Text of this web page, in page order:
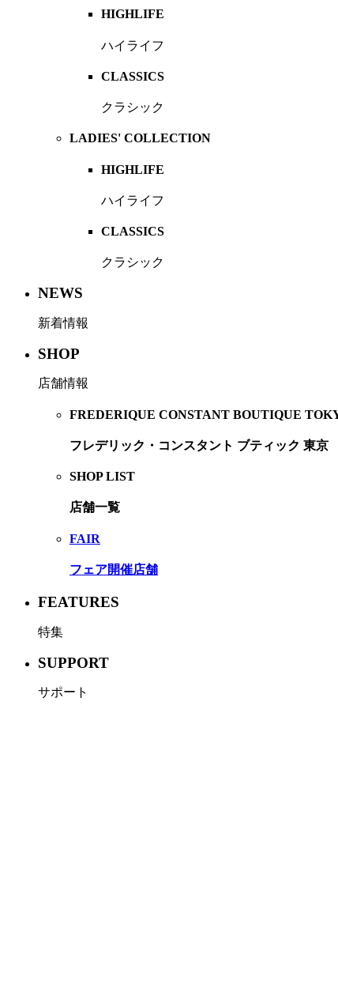
HIGHLIFE
ハイライフ
CLASSICS
クラシック
LADIES' COLLECTION
HIGHLIFE
ハイライフ
CLASSICS
クラシック
NEWS
新着情報
SHOP
店舗情報
FREDERIQUE CONSTANT BOUTIQUE
フレデリック・コンスタント ブティック 東京
SHOP LIST
店舗一覧
FAIR
フェア開催店舗
FEATURES
特集
SUPPORT
サポート